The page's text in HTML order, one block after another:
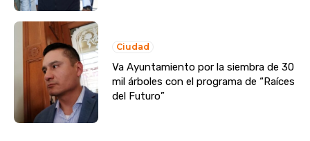
Ciudad
Va Ayuntamiento por la siembra de 30
mil árboles con el programa de “Raíces
del Futuro”